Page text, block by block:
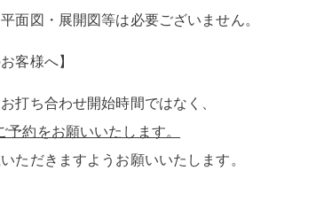
面図・展開図等は必要ございません。
客様へ】
打ち合わせ開始時間ではなく、
約をお願いいたします。
ただきますようお願いいたします。